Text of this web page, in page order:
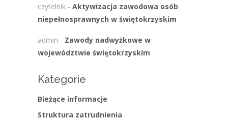
czytelnik - Aktywizacja zawodowa osób
niepełnosprawnych w świętokrzyskim
admin - Zawody nadwyżkowe w
województwie świętokrzyskim
Kategorie
Bieżące informacje
Struktura zatrudnienia